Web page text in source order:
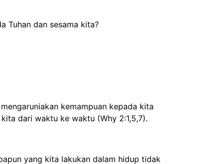
Tuhan dan sesama kita?
kemampuan kepada kita
dari waktu ke waktu (Why 2:1,5,7).
yang kita lakukan dalam hidup tidak